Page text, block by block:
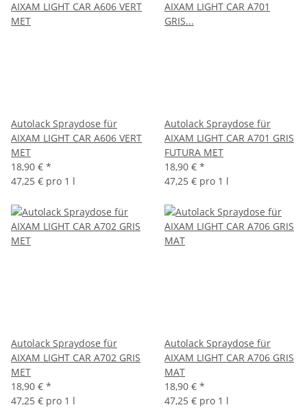
Autolack Spraydose für
AIXAM LIGHT CAR A606 VERT
MET
18,90 € *
47,25 € pro 1 l
Autolack Spraydose für
AIXAM LIGHT CAR A701 GRIS
FUTURA MET
18,90 € *
47,25 € pro 1 l
Autolack Spraydose für
AIXAM LIGHT CAR A702 GRIS
MET
18,90 € *
47,25 € pro 1 l
Autolack Spraydose für
AIXAM LIGHT CAR A706 GRIS
MAT
18,90 € *
47,25 € pro 1 l